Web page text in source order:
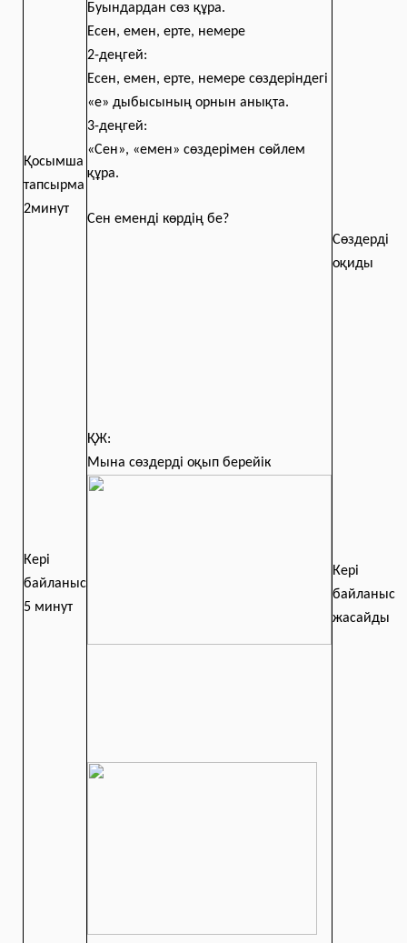
Қосымша
тапсырма
2минут
Кері
байланыс
5 минут
Буындардан сөз құра.
Есен, емен, ерте, немере
2-деңгей:
Есен, емен, ерте, немере сөздеріндегі
«е» дыбысының орнын анықта.
3-деңгей:
«Сен», «емен» сөздерімен сөйлем
құра.
Сен еменді көрдің бе?
ҚЖ:
Мына сөздерді оқып берейік
Сөздерді
оқиды
Кері
байланыс
жасайды